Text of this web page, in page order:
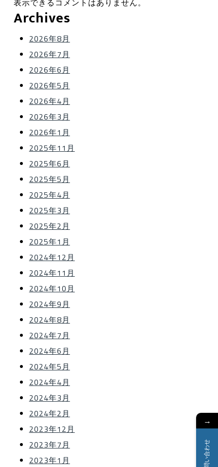
表示できるコメントはありません。
Archives
2026年8月
2026年7月
2026年6月
2026年5月
2026年4月
2026年3月
2026年1月
2025年11月
2025年6月
2025年5月
2025年4月
2025年3月
2025年2月
2025年1月
2024年12月
2024年11月
2024年10月
2024年9月
2024年8月
2024年7月
2024年6月
2024年5月
2024年4月
2024年3月
2024年2月
2023年12月
2023年7月
2023年1月
→
お問い合わせ